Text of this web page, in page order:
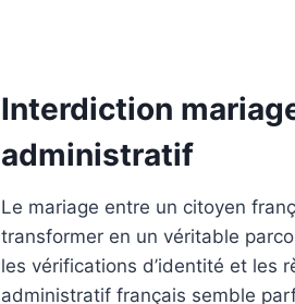
Interdiction
administratif
Le mariage entre un citoyen
transformer en un véritable
les vérifications d’identité et les
administratif français semble